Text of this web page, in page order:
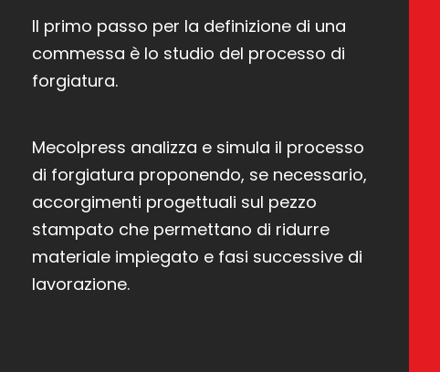
Il primo passo per la definizione di una
commessa è lo studio del processo di
forgiatura.
Mecolpress analizza e simula il processo
di forgiatura proponendo, se necessario,
accorgimenti progettuali sul pezzo
stampato che permettano di ridurre
materiale impiegato e fasi successive di
lavorazione.